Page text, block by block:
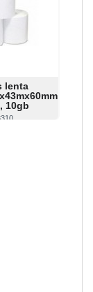
lenta
10gb